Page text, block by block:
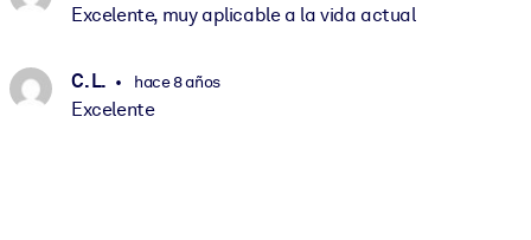
Excelente, muy aplicable a la vida actual
C. L. hace 8 años
Excelente